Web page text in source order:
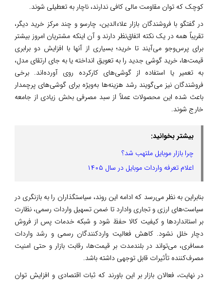
کوچک که توان مقاومت مالی کافی ندارند، ناچار به تعطیلی شوند.
در گفتگو با فروشندگان بازار علاءالدین، چارسو و چند مرکز خرید دیگر،
تقریباً همه در یک نکته اتفاق‌نظر دارند و آن اینکه مشتریان امروز بیشتر
برای پرس‌وجو می‌آیند تا خرید؛ بسیاری از آنها با افزایش دو برابری
قیمت‌ها، خرید گوشی جدید را به تعویق انداخته یا به جای ارتقای مدل،
به تعمیر یا استفاده از گوشی‌های کارکرده روی آورده‌اند. برخی
فروشندگان نیز می‌گویند رشد هزینه‌ها به‌ویژه برای گوشی‌های پرچمدار
باعث شده این محصولات عملاً از سبد مصرفی بخش زیادی از جامعه
خارج شوند.
بیشتر بخوانید:
چرا بازار موبایل ملتهب شد؟
اعلام تعرفه واردات موبایل در سال ۱۴۰۵
بنابراین به نظر می‌رسد که ادامه این روند، سیاستگذاران را به بازنگری در
سیاست‌های ارزی و تجاری وادارد تا ضمن تسهیل واردات رسمی، نظارت
بر استانداردها و کیفیت کالا حفظ شود و شبکه خدمات پس از فروش
دچار خلل نشود. کاهش فعالیت واردکنندگان رسمی و رشد واردات
مسافری، می‌تواند در بلندمدت بر قیمت‌ها، رقابت بازار و حتی امنیت
مصرف‌کننده تأثیرات قابل توجهی داشته باشد.
در نهایت، فعالان بازار بر این باورند که ثبات اقتصادی و افزایش توان